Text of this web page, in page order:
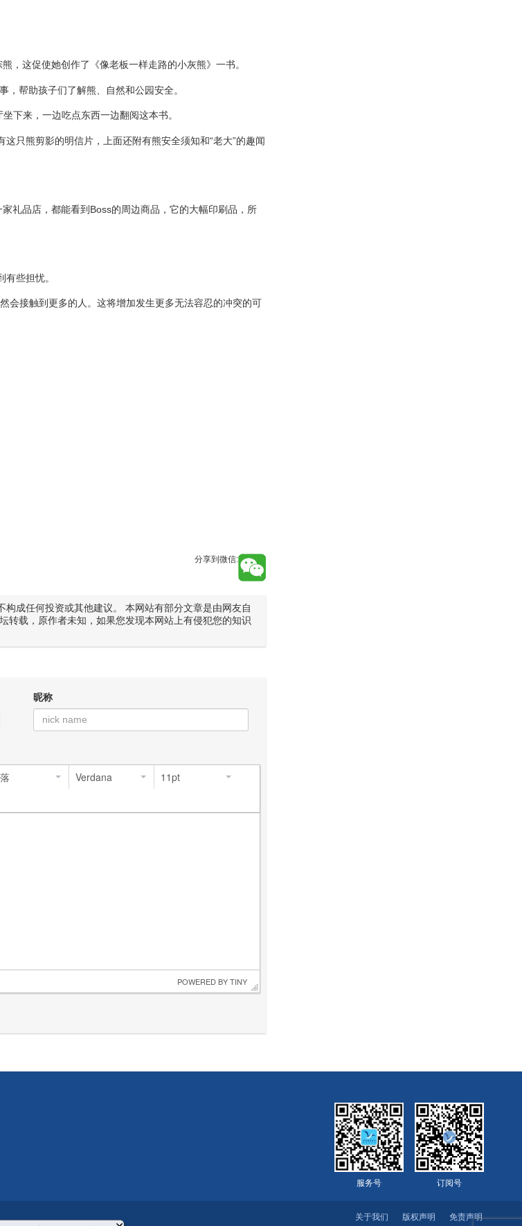
，这促使她创作了《像老板一样走路的小灰熊》一书。
帮助孩子们了解熊、自然和公园安全。
下来，一边吃点东西一边翻阅这本书。
只熊剪影的明信片，上面还附有熊安全须知和“老大”的趣闻
礼品店，都能看到Boss的周边商品，它的大幅印刷品，所
些担忧。
会接触到更多的人。这将增加发生更多无法容忍的冲突的可
分享到微信:
构成任何投资或其他建议。 本网站有部分文章是由网友自
转载，原作者未知，如果您发现本网站上有侵犯您的知识
昵称
Verdana 11pt
POWERED BY TINY
订阅号
服务号
免责声明
版权声明
关于我们